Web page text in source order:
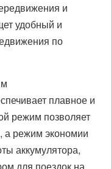
и
удобный и
по
плавное и
режим позволяет
а режим экономии
аккумулятора,